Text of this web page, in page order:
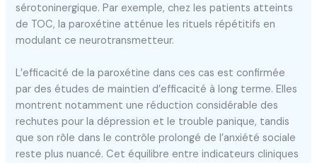
sérotoninergique. Par exemple, chez les patients atteints
de TOC, la paroxétine atténue les rituels répétitifs en
modulant ce neurotransmetteur.
L’efficacité de la paroxétine dans ces cas est confirmée
par des études de maintien d’efficacité à long terme. Elles
montrent notamment une réduction considérable des
rechutes pour la dépression et le trouble panique, tandis
que son rôle dans le contrôle prolongé de l’anxiété sociale
reste plus nuancé. Cet équilibre entre indicateurs cliniques